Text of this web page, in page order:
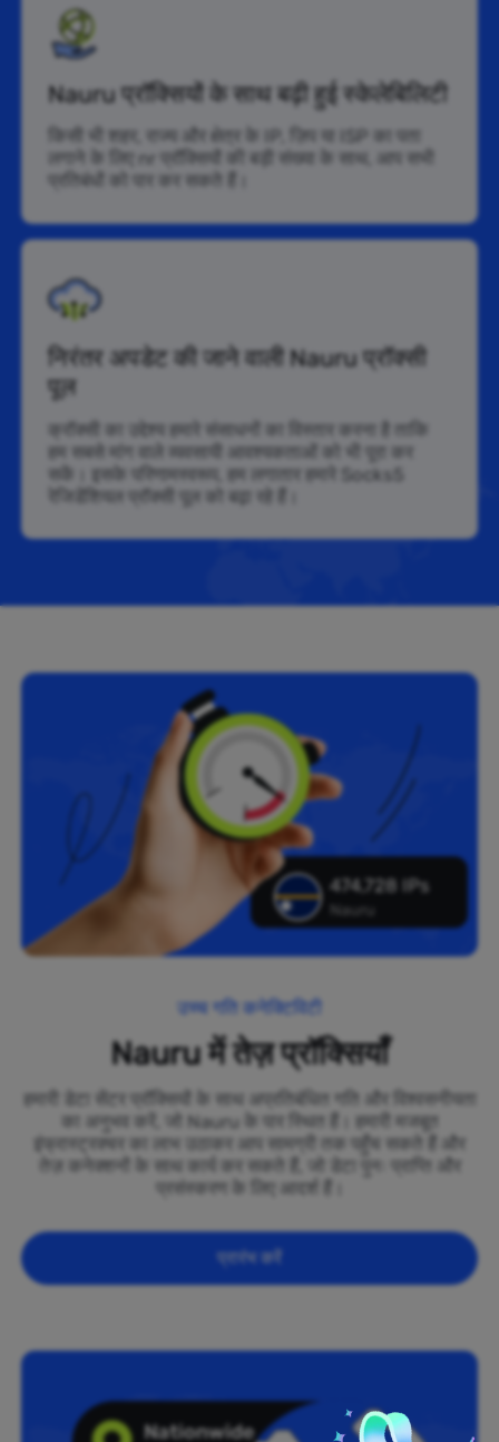
Nauru प्रॉक्सियों के साथ बढ़ी हुई स्केलेबिलिटी
किसी भी शहर, राज्य और क्षेत्र के IP, ज़िप या ISP का पता
लगाने के लिए nr प्रॉक्सियों की बड़ी संख्या के साथ, आप सभी
प्रतिबंधों को पार कर सकते हैं।
निरंतर अपडेट की जाने वाली Nauru प्रॉक्सी
पूल
क्रॉक्सी का उद्देश्य हमारे संसाधनों का विस्तार करना है ताकि
हम सबसे मांग वाले व्यवसायी आवश्यकताओं को भी पूरा कर
सकें। इसके परिणामस्वरूप, हम लगातार हमारे Socks5
रेजिडेंशियल प्रॉक्सी पूल को बढ़ा रहे हैं।
474,728 IPs
Nauru
उच्च गति कनेक्टिविटी
Nauru में तेज़ प्रॉक्सियाँ
हमारी डेटा सेंटर प्रॉक्सियों के साथ अप्रतिबंधित गति और विश्वसनीयता
का अनुभव करें, जो Nauru के पार स्थित हैं। हमारी मजबूत
इंफ्रास्ट्रक्चर का लाभ उठाकर आप सामग्री तक पहुँच सकते हैं और
तेज़ कनेक्शनों के साथ कार्य कर सकते हैं, जो डेटा पुनः प्राप्ति और
प्रसंस्करण के लिए आदर्श हैं।
प्रारंभ करें